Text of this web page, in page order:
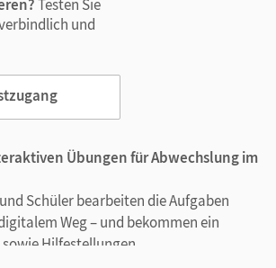
Testen Sie
und
Übungen für Abwechslung im
Schüler bearbeiten die Aufgaben
Weg – und bekommen ein
Hilfestellungen.